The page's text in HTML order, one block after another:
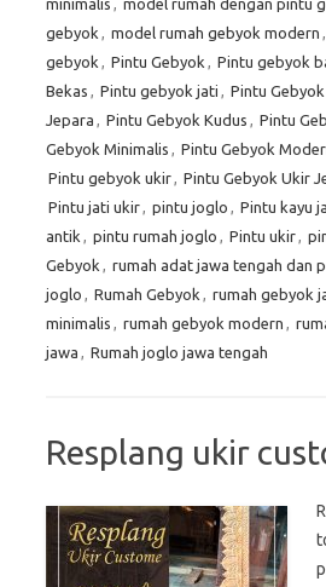
minimalis , model rumah dengan pintu
gebyok , model rumah gebyok modern ,
gebyok , Pintu Gebyok , Pintu gebyok
Bekas , Pintu gebyok jati , Pintu
Jepara , Pintu Gebyok Kudus , Pintu
Gebyok Minimalis , Pintu Gebyok
Pintu gebyok ukir, Pintu Gebyok Ukir
Pintu jati ukir, pintu joglo , Pintu kayu
antik , pintu rumah joglo , Pintu ukir,
Gebyok , rumah adat jawa tengah dan
joglo , Rumah Gebyok , rumah gebyok
minimalis , rumah gebyok modern ,
jawa , Rumah joglo jawa tengah
Resplang ukir